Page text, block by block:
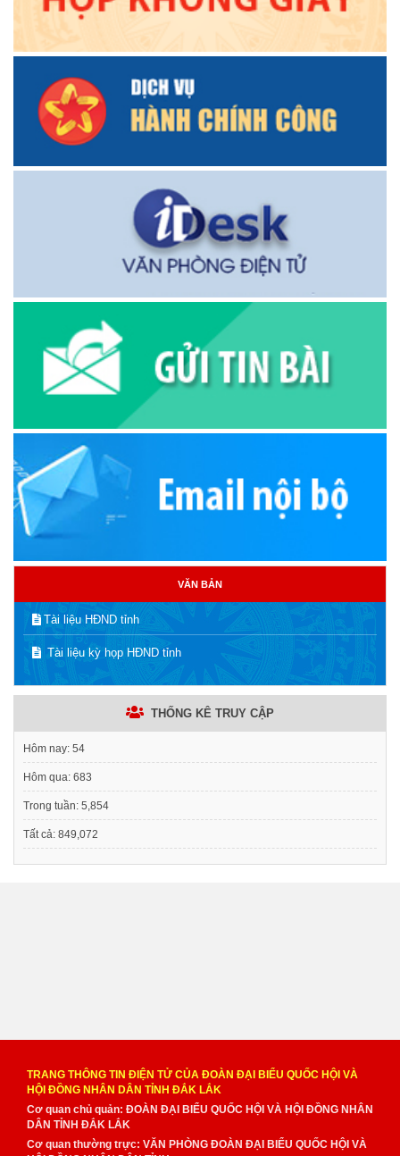
VĂN BẢN
Tài liệu HĐND tỉnh
Tài liệu kỳ họp HĐND tỉnh
THỐNG KÊ TRUY CẬP
Hôm nay: 54
Hôm qua: 683
Trong tuần: 5,854
Tất cả: 849,072
TRANG THÔNG TIN ĐIỆN TỬ CỦA ĐOÀN ĐẠI BIỂU QUỐC HỘI VÀ
HỘI ĐỒNG NHÂN DÂN TỈNH ĐẮK LẮK
Cơ quan chủ quản: ĐOÀN ĐẠI BIỂU QUỐC HỘI VÀ HỘI ĐỒNG NHÂN
DÂN TỈNH ĐẮK LẮK
Cơ quan thường trực: VĂN PHÒNG ĐOÀN ĐẠI BIỂU QUỐC HỘI VÀ